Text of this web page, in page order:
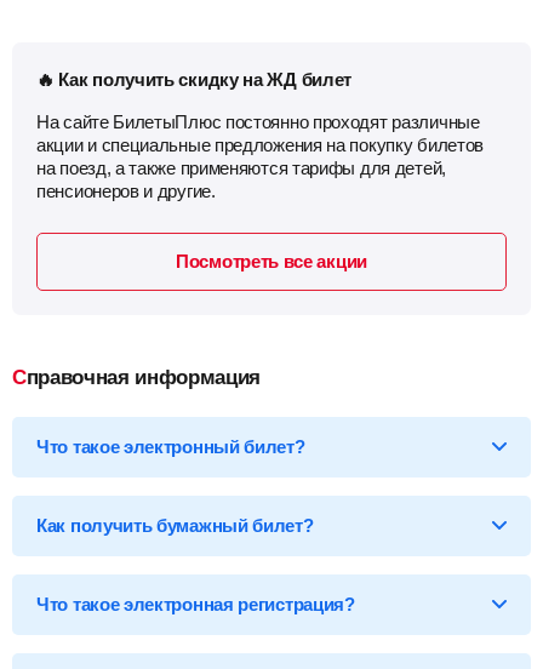
🔥 Как получить скидку на ЖД билет
На сайте БилетыПлюс постоянно проходят различные
акции и специальные предложения на покупку билетов
на поезд, а также применяются тарифы для детей,
пенсионеров и другие.
Посмотреть все акции
Справочная информация
Что такое электронный билет?
котором указаны детали вашей поездки, а также данные о
пассажире.
Как получить бумажный билет?
В кассе ж/д вокзала — сообщите кассиру 14-ти
Что такое электронная регистрация?